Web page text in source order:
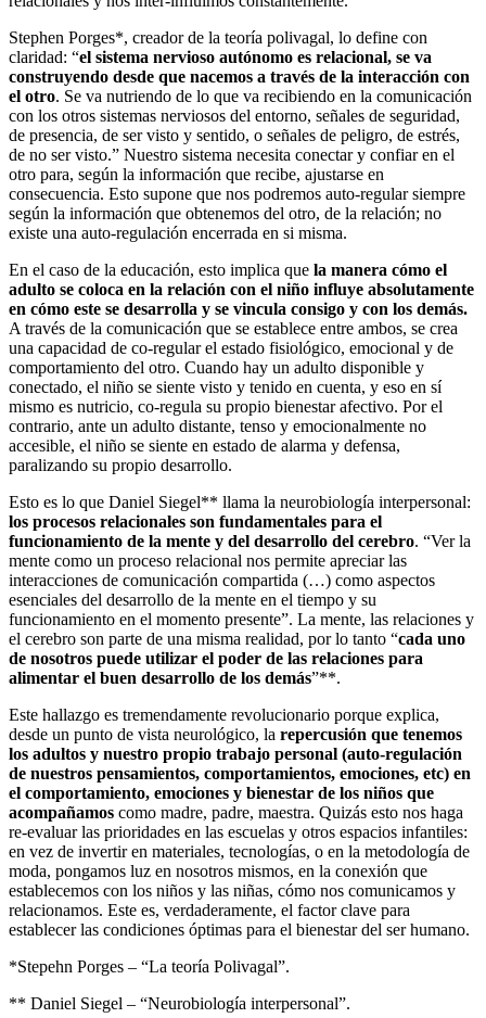
Stephen Porges*, creador de la teoría polivagal, lo define con
claridad: “el sistema nervioso autónomo es relacional, se va
construyendo desde que nacemos a través de la interacción con
el otro. Se va nutriendo de lo que va recibiendo en la comunicación
con los otros sistemas nerviosos del entorno, señales de seguridad,
de presencia, de ser visto y sentido, o señales de peligro, de estrés,
de no ser visto.” Nuestro sistema necesita conectar y confiar en el
otro para, según la información que recibe, ajustarse en
consecuencia. Esto supone que nos podremos auto-regular siempre
según la información que obtenemos del otro, de la relación; no
existe una auto-regulación encerrada en si misma.
En el caso de la educación, esto implica que la manera cómo el
adulto se coloca en la relación con el niño influye absolutamente
en cómo este se desarrolla y se vincula consigo y con los demás.
A través de la comunicación que se establece entre ambos, se crea
una capacidad de co-regular el estado fisiológico, emocional y de
comportamiento del otro. Cuando hay un adulto disponible y
conectado, el niño se siente visto y tenido en cuenta, y eso en sí
mismo es nutricio, co-regula su propio bienestar afectivo. Por el
contrario, ante un adulto distante, tenso y emocionalmente no
accesible, el niño se siente en estado de alarma y defensa,
paralizando su propio desarrollo.
Esto es lo que Daniel Siegel** llama la neurobiología interpersonal:
los procesos relacionales son fundamentales para el
funcionamiento de la mente y del desarrollo del cerebro. “Ver la
mente como un proceso relacional nos permite apreciar las
interacciones de comunicación compartida (…) como aspectos
esenciales del desarrollo de la mente en el tiempo y su
funcionamiento en el momento presente”. La mente, las relaciones y
el cerebro son parte de una misma realidad, por lo tanto “cada uno
de nosotros puede utilizar el poder de las relaciones para
alimentar el buen desarrollo de los demás”**.
Este hallazgo es tremendamente revolucionario porque explica,
desde un punto de vista neurológico, la repercusión que tenemos
los adultos y nuestro propio trabajo personal (auto-regulación
de nuestros pensamientos, comportamientos, emociones, etc) en
el comportamiento, emociones y bienestar de los niños que
acompañamos como madre, padre, maestra. Quizás esto nos haga
re-evaluar las prioridades en las escuelas y otros espacios infantiles:
en vez de invertir en materiales, tecnologías, o en la metodología de
moda, pongamos luz en nosotros mismos, en la conexión que
establecemos con los niños y las niñas, cómo nos comunicamos y
relacionamos. Este es, verdaderamente, el factor clave para
establecer las condiciones óptimas para el bienestar del ser humano.
*Stepehn Porges – “La teoría Polivagal”.
** Daniel Siegel – “Neurobiología interpersonal”.